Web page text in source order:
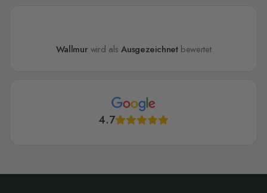
Wallmur wird alsAusgezeichnetbewertet
4.7